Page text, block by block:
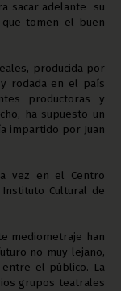
sacar adelante su
tomen el buen
producida por
y rodada en el país
productoras y
ha supuesto un
impartido por Juan
vez en el Centro
Cultural de
mediometraje han
no muy lejano,
el público. La
grupos teatrales